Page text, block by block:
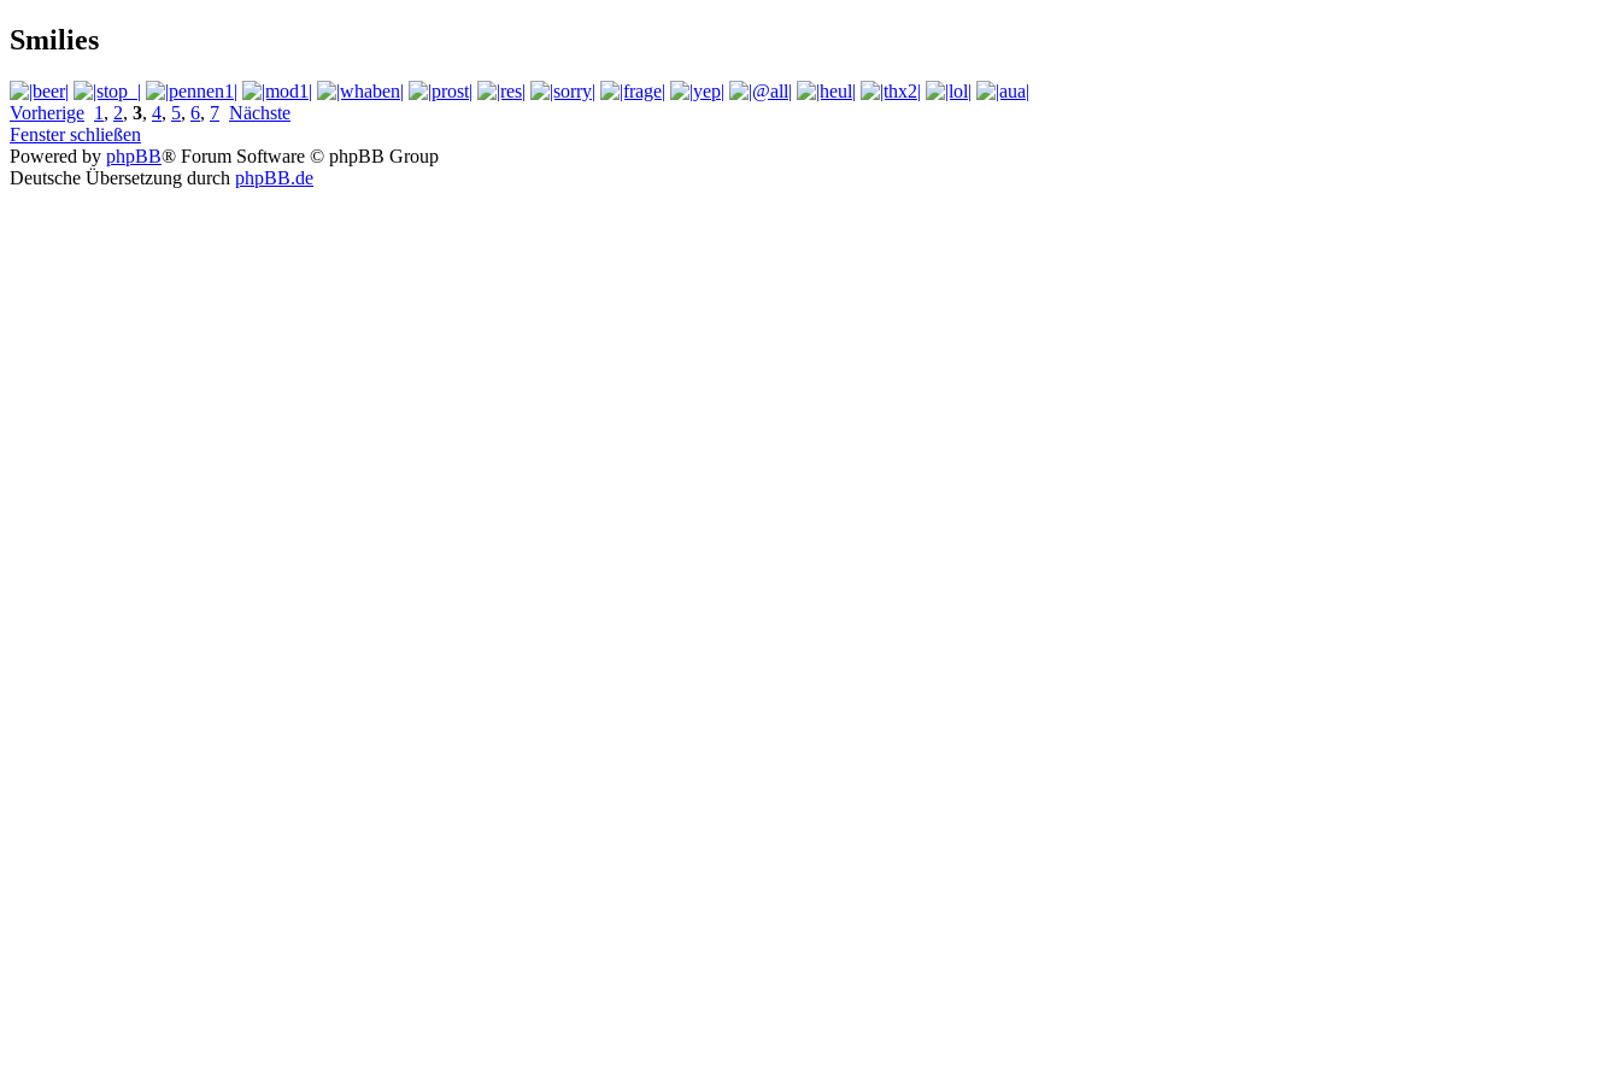
Smilies
Vorherige 1 , 2, 3, 4, 5, 6, 7 Nächste
Fenster schließen
Powered by phpBB® Forum Software © phpBB Group
Deutsche Übersetzung durch phpBB.de